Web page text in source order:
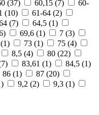
(37) 60,15 (7)
60-
(10) 61-64 (2)
(7) 64,5 (1)
) 69,6 (1) 7 (3)
1) 73 (1) 75 (4)
8,5 (4) 80 (22)
7) 83,61 (1) 84,5 (1)
86 (1) 87 (20)
) 9,2 (2) 9,3 (1)